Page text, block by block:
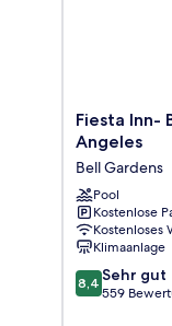
Fiesta
Inn-
Bell
Gardens/
Los
Angeles
Bell
Gardens
Fiesta Inn-
Angeles
Bell Gardens
Pool
Kostenlose
Kostenloses
Klimaanlage
8.4
von
8,4 Sehr gut
559